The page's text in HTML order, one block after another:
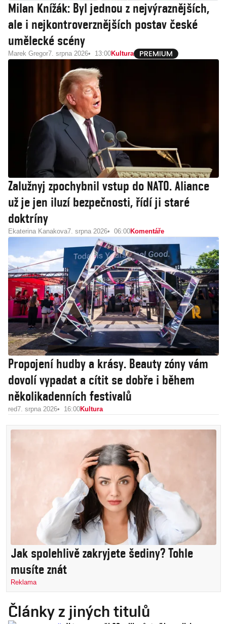
Milan Knížák: Byl jednou z nejvýraznějších,
ale i nejkontroverznějších postav české
umělecké scény
Marek Gregor7. srpna 2026 13:00Kultura
Zalužnyj zpochybnil vstup do NATO. Aliance
už je jen iluzí bezpečnosti, řídí ji staré
doktríny
Ekaterina Kanakova7. srpna 2026 06:00Komentáře
Propojení hudby a krásy. Beauty zóny vám
dovolí vypadat a cítit se dobře i během
několikadenních festivalů
red7. srpna 2026 16:00Kultura
Jak spolehlivě zakryjete šediny? Tohle
musíte znát
Reklama
Články z jiných titulů